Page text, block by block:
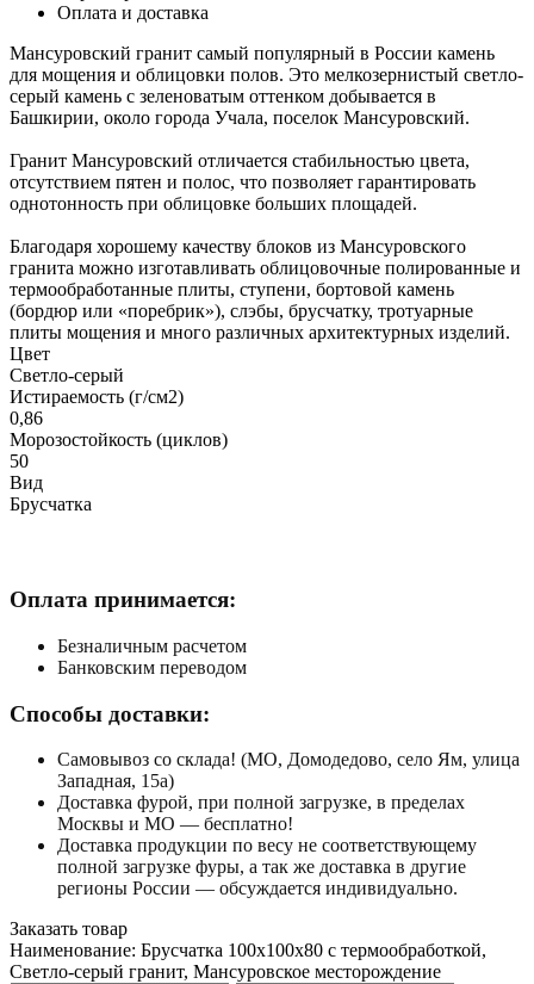
Оплата и доставка
Мансуровский гранит самый популярный в России камень
для мощения и облицовки полов. Это мелкозернистый светло-
серый камень с зеленоватым оттенком добывается в
Башкирии, около города Учала, поселок Мансуровский.
Гранит Мансуровский отличается стабильностью цвета,
отсутствием пятен и полос, что позволяет гарантировать
однотонность при облицовке больших площадей.
Благодаря хорошему качеству блоков из Мансуровского
гранита можно изготавливать облицовочные полированные и
термообработанные плиты, ступени, бортовой камень
(бордюр или «поребрик»), слэбы, брусчатку, тротуарные
плиты мощения и много различных архитектурных изделий.
Цвет
Светло-серый
Истираемость (г/см2)
0,86
Морозостойкость (циклов)
50
Вид
Брусчатка
Оплата принимается:
Безналичным расчетом
Банковским переводом
Способы доставки:
Самовывоз со склада! (МО, Домодедово, село Ям, улица
Западная, 15а)
Доставка фурой, при полной загрузке, в пределах
Москвы и МО — бесплатно!
Доставка продукции по весу не соответствующему
полной загрузке фуры, а так же доставка в другие
регионы России — обсуждается индивидуально.
Заказать товар
Наименование: Брусчатка 100x100x80 с термообработкой,
Светло-серый гранит, Мансуровское месторождение